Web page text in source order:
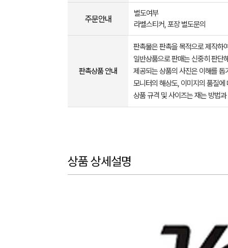
주문안내
별도여부
라벨스티커, 포장 별도문의
판촉상품 안내
판촉물은 판촉을 목적으로 제작하
일반상품으로 판매는 신중히 판단
제공되는 상품의 사진은 이해를
모니터의 해상도, 이미지의 품질
상품 규격 및 사이즈는 재는 방법
상품 상세설명